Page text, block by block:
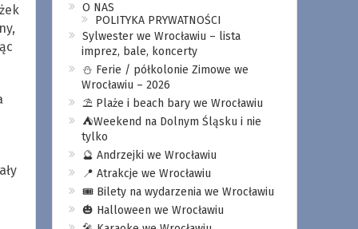
O NAS
POLITYKA PRYWATNOŚCI
Sylwester we Wrocławiu – lista
imprez, bale, koncerty
⛄️ Ferie / półkolonie Zimowe we
Wrocławiu – 2026
⛱️ Plaże i beach bary we Wrocławiu
⛺️Weekend na Dolnym Śląsku i nie
tylko
🔮 Andrzejki we Wrocławiu
📍 Atrakcje we Wrocławiu
🎟️ Bilety na wydarzenia we Wrocławiu
🎃 Halloween we Wrocławiu